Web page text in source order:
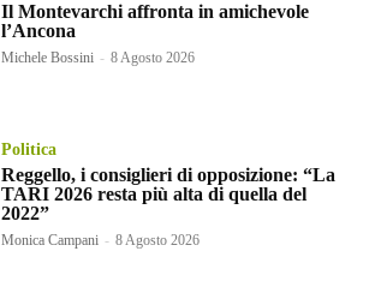
Il Montevarchi affronta in amichevole
l’Ancona
Michele Bossini - 8 Agosto 2026
Politica
Reggello, i consiglieri di opposizione: “La
TARI 2026 resta più alta di quella del
2022”
Monica Campani - 8 Agosto 2026